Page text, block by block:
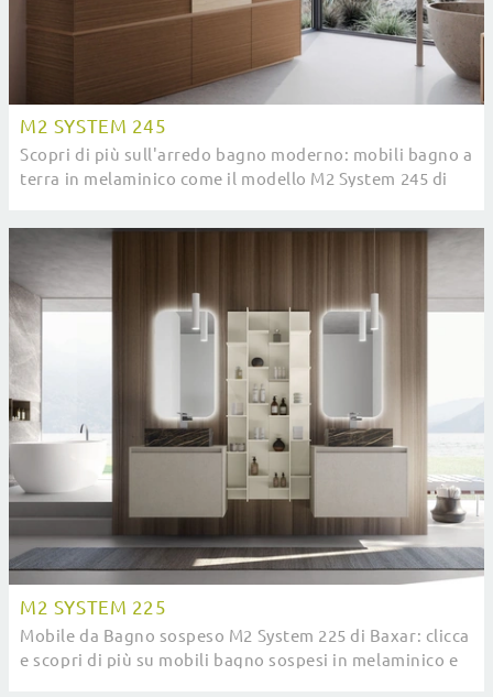
M2 SYSTEM 245
Scopri di più sull'arredo bagno moderno: mobili bagno a
terra in melaminico come il modello M2 System 245 di
M2 SYSTEM 225
Mobile da Bagno sospeso M2 System 225 di Baxar: clicca
e scopri di più su mobili bagno sospesi in melaminico e